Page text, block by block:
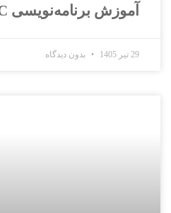
آموزش برنامه‌نویسی C++ از صفر
29 تیر 1405 بدون دیدگاه